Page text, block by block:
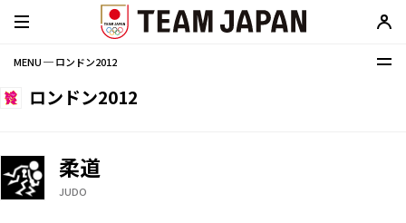
MENU ─ ロンドン2012
ロンドン2012
柔道
JUDO